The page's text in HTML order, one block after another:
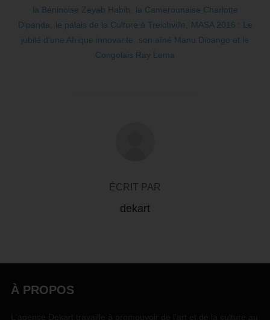
la Béninoise Zeyab Habib
la Camerounaise Charlotte
Dipanda
le palais de la Culture à Treichville
MASA 2016 : Le
jubilé d’une Afrique innovante
son aîné Manu Dibango et le
Congolais Ray Lema
ÉCRIT PAR
dekart
À PROPOS